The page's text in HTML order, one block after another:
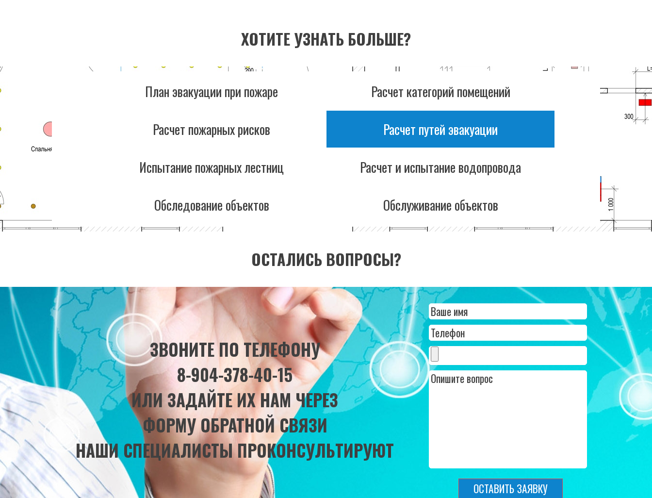
ХОТИТЕ УЗНАТЬ БОЛЬШЕ?
План эвакуации при пожаре
Расчет категорий помещений
Расчет пожарных рисков
Расчет путей эвакуации
Испытание пожарных лестниц
Расчет и испытание водопровода
Обследование объектов
Обслуживание объектов
ОСТАЛИСЬ ВОПРОСЫ?
ЗВОНИТЕ ПО ТЕЛЕФОНУ
8-904-378-40-15
ИЛИ ЗАДАЙТЕ ИХ НАМ ЧЕРЕЗ
ФОРМУ ОБРАТНОЙСВЯЗИ
НАШИ СПЕЦИАЛИСТЫ ПРОКОНСУЛЬТИРУЮТ